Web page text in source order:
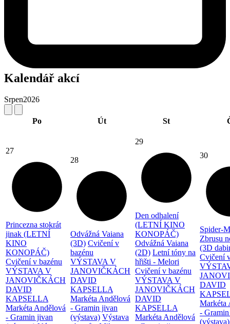
Kalendář akcí
Srpen2026
Po Út St
27
Princezna stokrát
jinak (LETNÍ
KINO
KONOPÁČ)
Cvičení v bazénu
VÝSTAVA V
JANOVIČKÁCH
DAVID
KAPSELLA
Markéta Andělová
- Gramin jivan
28
Odvážná Vaiana
(3D) Cvičení v
bazénu
VÝSTAVA V
JANOVIČKÁCH
DAVID
KAPSELLA
Markéta Andělová
- Gramin jivan
(výstava) Výstava
29
Den odhalení
(LETNÍ KINO
KONOPÁČ)
Odvážná Vaiana
(2D) Letní tóny na
hřišti - Melori
Cvičení v bazénu
VÝSTAVA V
JANOVIČKÁCH
DAVID
KAPSELLA
Markéta Andělová
30
Spider-
Zbrusu
(3D
Cvičení
DAVID
Markéta
-
(výstava)